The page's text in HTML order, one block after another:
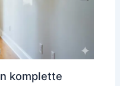
komplette